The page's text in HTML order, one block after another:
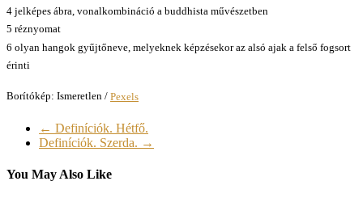
4 jelképes ábra, vonalkombináció a buddhista művészetben
5 réznyomat
6 olyan hangok gyűjtőneve, melyeknek képzésekor az alsó ajak a felső fogsort
érinti
Borítókép: Ismeretlen / Pexels
← Definíciók. Hétfő.
Definíciók. Szerda. →
You May Also Like